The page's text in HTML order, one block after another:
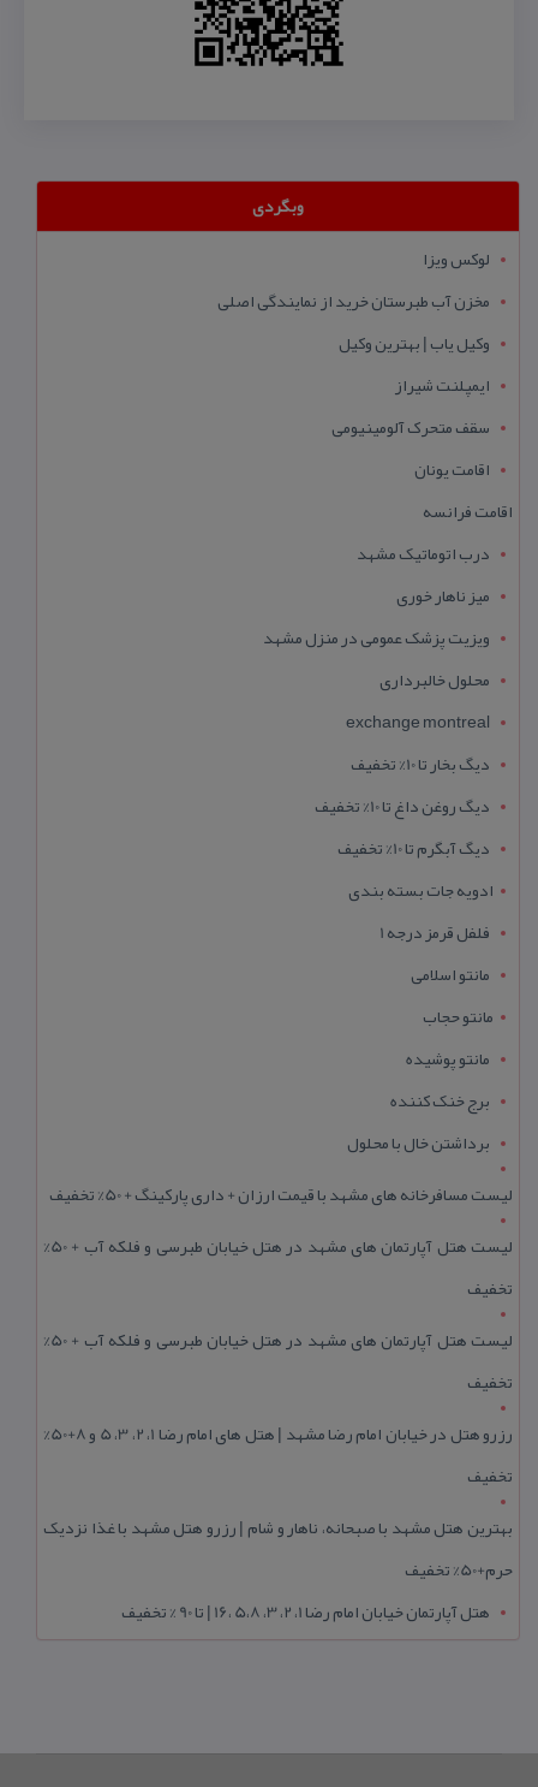
وبگردی
لوکس ویزا
مخزن آب طبرستان خرید از نمایندگی اصلی
وکیل یاب | بهترین وکیل
ایمپلنت شیراز
سقف متحرک آلومینیومی
اقامت یونان
اقامت فرانسه
درب اتوماتیک مشهد
میز ناهار خوری
ویزیت پزشک عمومی در منزل مشهد
محلول خالبرداری
exchange montreal
دیگ بخار تا 10% تخفیف
دیگ روغن داغ تا 10% تخفیف
دیگ آبگرم تا 10% تخفیف
ادویه جات بسته بندی
فلفل قرمز درجه 1
مانتو اسلامی
مانتو حجاب
مانتو پوشیده
برج خنک کننده
برداشتن خال با محلول
لیست مسافرخانه های مشهد با قیمت ارزان + داری پارکینگ + 50% تخفیف
لیست هتل آپارتمان های مشهد در هتل خیابان طبرسی و فلکه آب + 50%
تخفیف
لیست هتل آپارتمان های مشهد در هتل خیابان طبرسی و فلکه آب + 50%
تخفیف
رزرو هتل در خیابان امام رضا مشهد | هتل‌ های امام رضا 1، 2، 3، 5 و 8+50%
تخفیف
بهترین هتل مشهد با صبحانه، ناهار و شام | رزرو هتل مشهد با غذا نزدیک
حرم+50% تخفیف
هتل آپارتمان خیابان امام رضا 1، 2، 3، 5،8 ،16 | تا 90 % تخفیف